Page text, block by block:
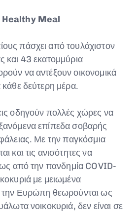
Meal
πάσχει από τουλάχιστον
και 43 εκατομμύρια
να αντέξουν οικονομικά
κάθε δεύτερη μέρα.
οδηγούν πολλές χώρες να
επίπεδα σοβαρής
Με την παγκόσμια
και τις ανισότητες να
από την πανδημία COVID-
με μειωμένα
την Ευρώπη θεωρούνται ως
νοικοκυριά, δεν είναι σε